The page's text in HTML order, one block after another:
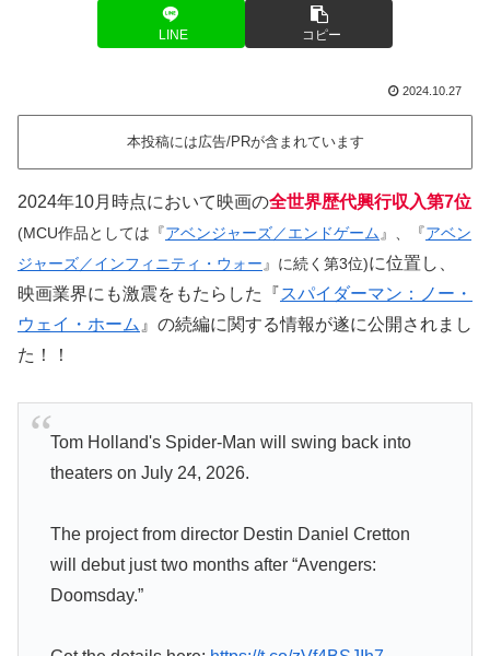
LINE コピー
2024.10.27
本投稿には広告/PRが含まれています
2024年10月時点において映画の全世界歴代興行収入第7位
(MCU作品としては『アベンジャーズ／エンドゲーム』、『アベン
ジャーズ／インフィニティ・ウォー』に続く第3位)に位置し、
映画業界にも激震をもたらした『スパイダーマン：ノー・
ウェイ・ホーム 』の続編に関する情報が遂に公開されまし
た！！
Tom Holland's Spider-Man will swing back into
theaters on July 24, 2026.
The project from director Destin Daniel Cretton
will debut just two months after “Avengers:
Doomsday.”